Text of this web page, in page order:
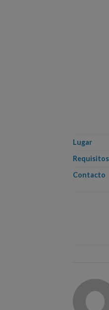
Lugar
Requisitos
Contacto